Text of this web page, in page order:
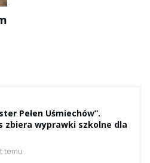
Pełen Uśmiechów”.
zbiera wyprawki szkolne dla
temu